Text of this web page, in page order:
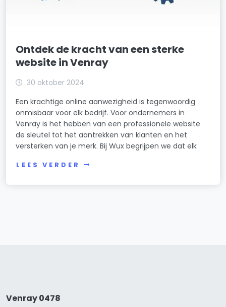
Ontdek de kracht van een sterke
website in Venray
30 oktober 2024
Een krachtige online aanwezigheid is tegenwoordig
onmisbaar voor elk bedrijf. Voor ondernemers in
Venray is het hebben van een professionele website
de sleutel tot het aantrekken van klanten en het
versterken van je merk. Bij Wux begrijpen we dat elk
LEES VERDER
Venray 0478